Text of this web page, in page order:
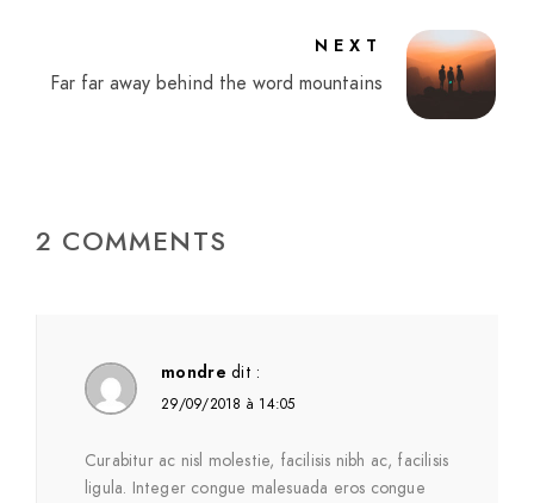
NEXT
Far far away behind the word mountains
2 COMMENTS
mondre dit :
29/09/2018 à 14:05
Curabitur ac nisl molestie, facilisis nibh ac, facilisis
ligula. Integer congue malesuada eros congue